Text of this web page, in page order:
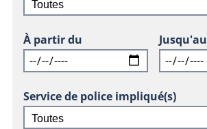
À partir du Jusqu'au
Service de police impliqué(s)